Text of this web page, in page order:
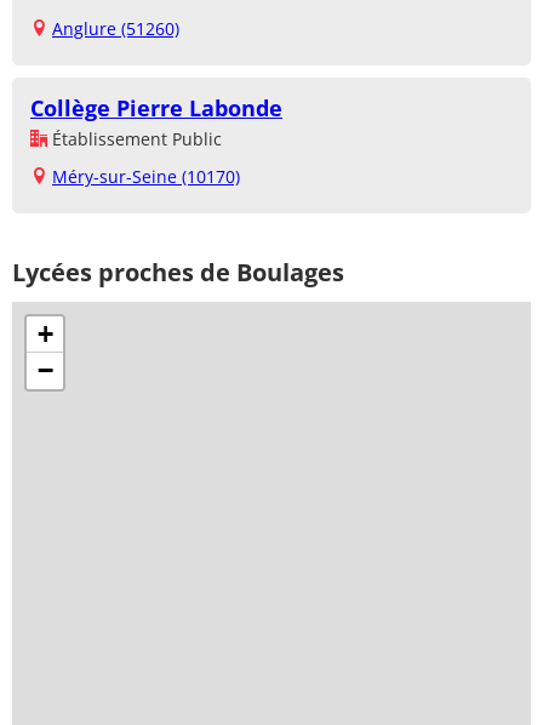
Anglure (51260)
Collège Pierre Labonde
Établissement Public
Méry-sur-Seine (10170)
Lycées proches de Boulages
+
−